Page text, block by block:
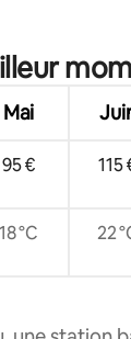
Mai
95 € 115
18 °C 22